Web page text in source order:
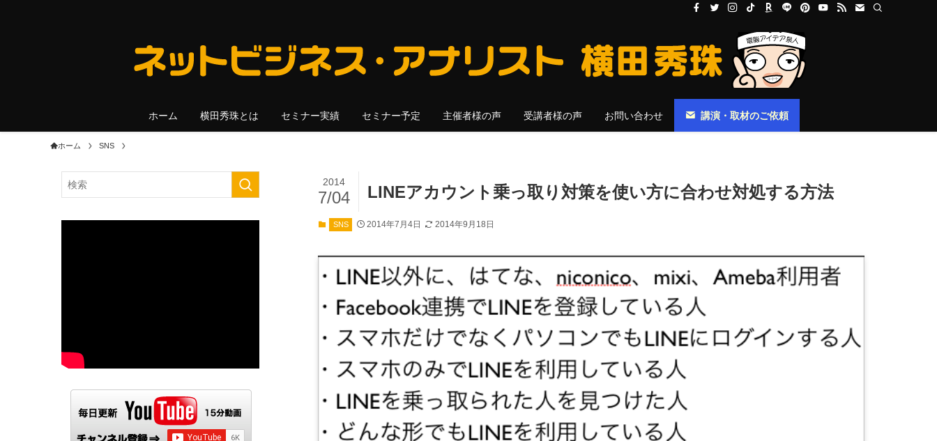
ホーム 横田秀珠とは セミナー実績 セミナー予定 主催者様の声 受講者様の声 お問い合わせ 講演・取材のご依頼
ホーム SNS
LINEアカウント乗っ取り対策を使い方に合わせ対処する方法
2014
7/04
SNS 2014年7月4日 2014年9月18日